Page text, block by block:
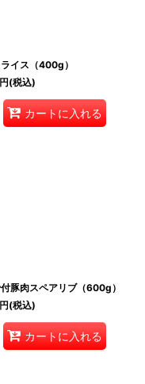
イス（400g）
円(税込)
カートに入れる
豚肉スペアリブ（600g）
円(税込)
カートに入れる